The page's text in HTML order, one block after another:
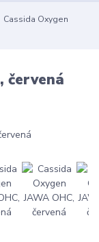
Cassida Oxygen
červená